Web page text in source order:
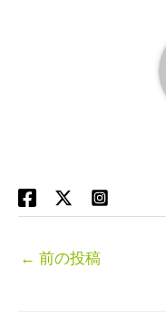
← 前の投稿